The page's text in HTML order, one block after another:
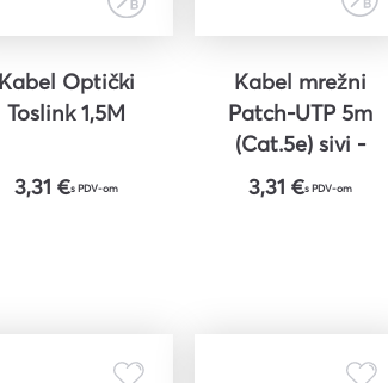
Kabel Optički
Toslink 1,5M
3,31 €s PDV-om
Kabel mrežni
Patch-UTP 5m
(Cat.5e) sivi -
ROLINE
3,31 €s PDV-om